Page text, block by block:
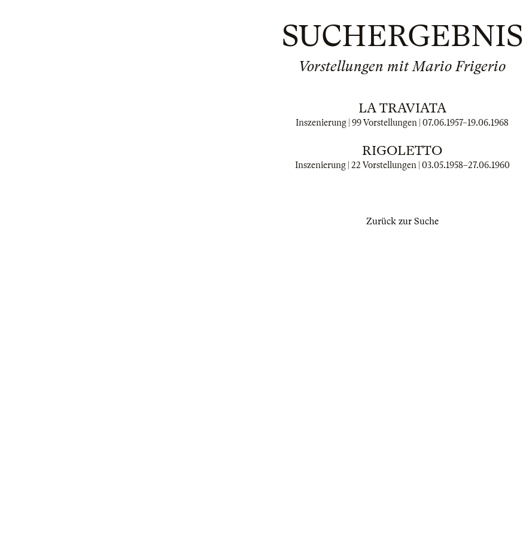
SUCHERGEBNIS
Vorstellungen mit Mario Frigerio
LA TRAVIATA
Inszenierung | 99 Vorstellungen | 07.06.1957–19.06.1968
RIGOLETTO
Inszenierung | 22 Vorstellungen | 03.05.1958–27.06.1960
Zurück zur Suche